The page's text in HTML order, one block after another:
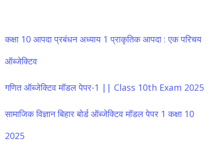
कक्षा 10 आपदा प्रबंधन अध्याय 1 प्राकृतिक आपदा : एक परिचय
ऑब्जेक्टिव
गणित ऑब्जेक्टिव मॉडल पेपर-1 || Class 10th Exam 2025
सामाजिक विज्ञान बिहार बोर्ड ऑब्जेक्टिव मॉडल पेपर 1 कक्षा 10
2025